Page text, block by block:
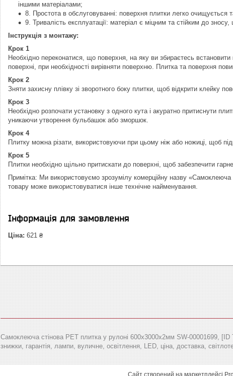
іншими матеріалами;
8. Простота в обслуговуванні: поверхня плитки легко очищується
9. Тривалість експлуатації: матеріал є міцним та стійким до
Інструкція з монтажу:
Крок 1
Необхідно переконатися, що поверхня, на яку ви збираєтесь
поверхні, при необхідності вирівняти поверхню. Плитка та поверхня
Крок 2
Зняти захисну плівку зі зворотного боку плитки, щоб відкрити клейку
Крок 3
Необхідно розпочати установку з одного кута і акуратно притиснути
уникаючи утворення бульбашок або зморшок.
Крок 4
Плитку можна різати, використовуючи при цьому ніж або ножиці, щоб
Крок 5
Плитки необхідно щільно притискати до поверхні, щоб забезпечити
Примітка: Ми використовуємо зрозумілу комерційну назву
товару може використовуватися інше технічне найменування.
Інформація для замовлення
Ціна: 621 ₴
Самоклеюча стінова PET плитка у рулоні 600х3000х2мм SW-00001699,
знижки, гарантія, лампи, вуличне, освітлення, LED, ціна, доставка,
Сайт створений на маркетплейсі